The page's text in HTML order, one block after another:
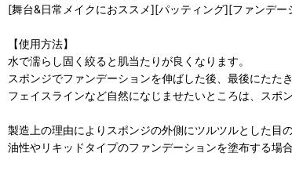
[舞台&日常メイクにおススメ][パッティング][ファンデ
【使用方法】
水で濡らし固く絞ると肌当たりが良くなります。
スポンジでファンデーションを伸ばした後、最後にたた
フェイスラインなど自然になじませたいところは、スポ
製造上の理由によりスポンジの外側にツルツルとした目
油性やリキッドタイプのファンデーションを塗布する場